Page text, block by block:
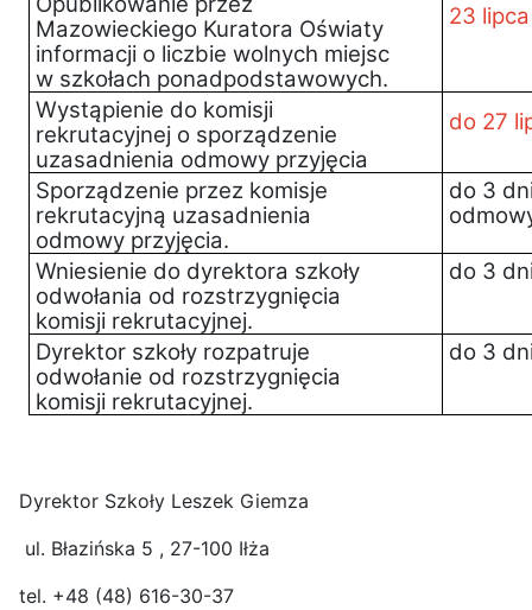
Mazowieckiego Kuratora Oświaty
informacji o liczbie wolnych miejsc
w szkołach ponadpodstawowych.
23
Wystąpienie do komisji
rekrutacyjnej o sporządzenie
uzasadnienia odmowy przyjęcia
do 27
Sporządzenie przez komisje
rekrutacyjną uzasadnienia
odmowy przyjęcia.
do 3
Wniesienie do dyrektora szkoły
odwołania od rozstrzygnięcia
komisji rekrutacyjnej.
do 3
Dyrektor szkoły rozpatruje
odwołanie od rozstrzygnięcia
komisji rekrutacyjnej.
do 3
Dyrektor Szkoły Leszek Giemza
ul. Błazińska 5 , 27-100 Iłża
tel. +48 (48) 616-30-37